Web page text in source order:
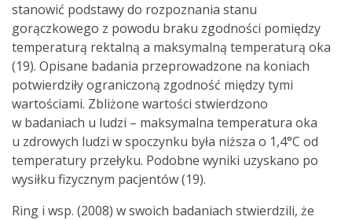
stanowić podstawy do rozpoznania stanu
gorączkowego z powodu braku zgodności pomiędzy
temperaturą rektalną a maksymalną temperaturą oka
(19). Opisane badania przeprowadzone na koniach
potwierdziły ograniczoną zgodność między tymi
wartościami. Zbliżone wartości stwierdzono
w badaniach u ludzi – maksymalna temperatura oka
u zdrowych ludzi w spoczynku była niższa o 1,4°C od
temperatury przełyku. Podobne wyniki uzyskano po
wysiłku fizycznym pacjentów (19).
Ring i wsp. (2008) w swoich badaniach stwierdzili, że